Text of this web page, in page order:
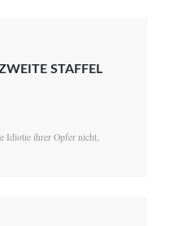
STAFFEL
Idiotie ihrer Opfer nicht,